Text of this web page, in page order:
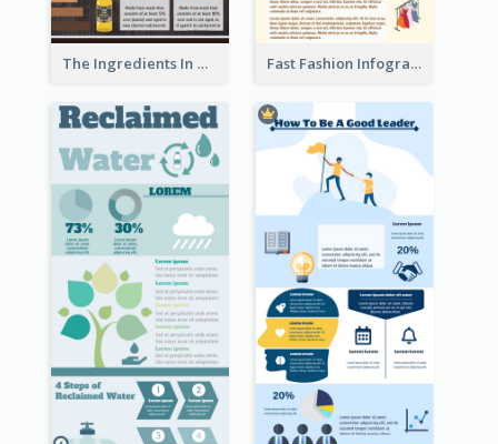
The Ingredients In Whiskey Infographic Fast Fashion Infographic